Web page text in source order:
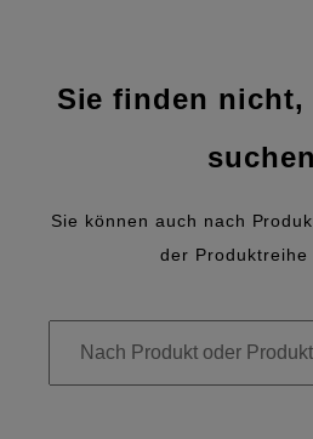
Sie finden nicht,
Sie können auch nach
der Produktreihe